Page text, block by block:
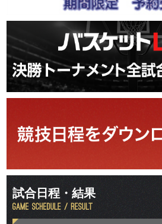
試合日程・結果